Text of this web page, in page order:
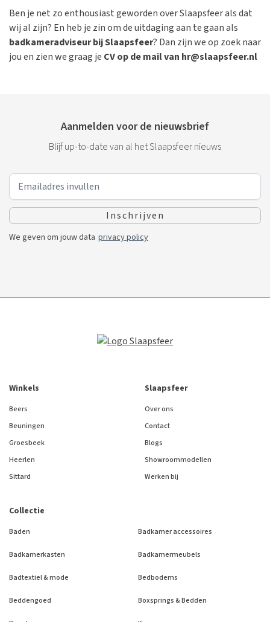
Ben je net zo enthousiast geworden over Slaapsfeer als dat
wij al zijn? En heb je zin om de uitdaging aan te gaan als
badkameradviseur bij Slaapsfeer? Dan zijn we op zoek naar
jou en zien we graag je CV op de mail van hr@slaapsfeer.nl
Aanmelden voor de nieuwsbrief
Blijf up-to-date van al het Slaapsfeer nieuws
We geven om jouw data privacy policy
Collectie
Baden Badkamer accessoires
Badkamerkasten Badkamermeubels
Badtextiel & mode Bedbodems
Beddengoed Boxsprings & Bedden
Winkels
Beers
Beuningen
Groesbeek
Heerlen
Sittard
Slaapsfeer
Over ons
Contact
Blogs
Showroommodellen
Werken bij